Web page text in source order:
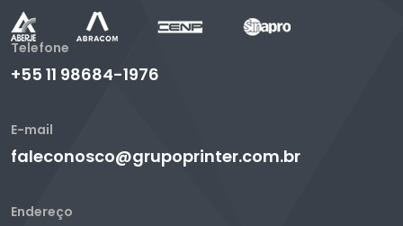
Telefone
+55 11 98684-1976
E-mail
faleconosco@grupoprinter.com.br
Endereço